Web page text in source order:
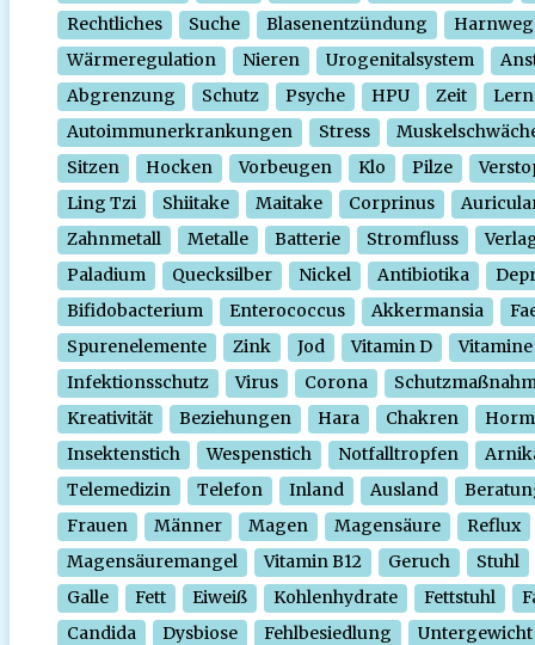
Rechtliches
Suche Blasenentzündung
Wärmeregulation
Nieren Urogenitalsystem
Abgrenzung
Schutz Psyche HPU Zeit
Autoimmunerkrankungen
Stress
Sitzen
Hocken Vorbeugen Klo Pilze
Ling Tzi
Shiitake Maitake Corprinus
Zahnmetall
Metalle Batterie Stromfluss
Paladium
Quecksilber Nickel Antibiotika
Bifidobacterium
Enterococcus Akkermansia
Spurenelemente
Zink Jod Vitamin D
Vitamine
Infektionsschutz
Virus Corona
Kreativität
Beziehungen Hara Chakren
Insektenstich
Wespenstich Notfalltropfen
Telemedizin
Telefon Inland Ausland
Frauen
Männer Magen Magensäure
Reflux
Magensäuremangel
Vitamin B12 Geruch
Stuhl
Galle
Fett Eiweiß Kohlenhydrate Fettstuhl
Candida
Dysbiose Fehlbesiedlung Untergewicht